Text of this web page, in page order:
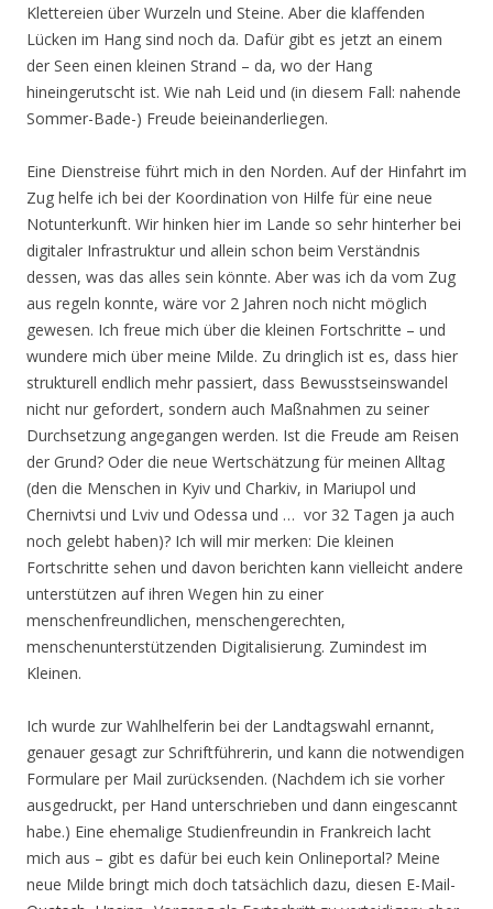
Klettereien über Wurzeln und Steine. Aber die klaffenden
Lücken im Hang sind noch da. Dafür gibt es jetzt an einem
der Seen einen kleinen Strand – da, wo der Hang
hineingerutscht ist. Wie nah Leid und (in diesem Fall: nahende
Sommer-Bade-) Freude beieinanderliegen.
Eine Dienstreise führt mich in den Norden. Auf der Hinfahrt im
Zug helfe ich bei der Koordination von Hilfe für eine neue
Notunterkunft. Wir hinken hier im Lande so sehr hinterher bei
digitaler Infrastruktur und allein schon beim Verständnis
dessen, was das alles sein könnte. Aber was ich da vom Zug
aus regeln konnte, wäre vor 2 Jahren noch nicht möglich
gewesen. Ich freue mich über die kleinen Fortschritte – und
wundere mich über meine Milde. Zu dringlich ist es, dass hier
strukturell endlich mehr passiert, dass Bewusstseinswandel
nicht nur gefordert, sondern auch Maßnahmen zu seiner
Durchsetzung angegangen werden. Ist die Freude am Reisen
der Grund? Oder die neue Wertschätzung für meinen Alltag
(den die Menschen in Kyiv und Charkiv, in Mariupol und
Chernivtsi und Lviv und Odessa und … vor 32 Tagen ja auch
noch gelebt haben)? Ich will mir merken: Die kleinen
Fortschritte sehen und davon berichten kann vielleicht andere
unterstützen auf ihren Wegen hin zu einer
menschenfreundlichen, menschengerechten,
menschenunterstützenden Digitalisierung. Zumindest im
Kleinen.
Ich wurde zur Wahlhelferin bei der Landtagswahl ernannt,
genauer gesagt zur Schriftführerin, und kann die notwendigen
Formulare per Mail zurücksenden. (Nachdem ich sie vorher
ausgedruckt, per Hand unterschrieben und dann eingescannt
habe.) Eine ehemalige Studienfreundin in Frankreich lacht
mich aus – gibt es dafür bei euch kein Onlineportal? Meine
neue Milde bringt mich doch tatsächlich dazu, diesen E-Mail-